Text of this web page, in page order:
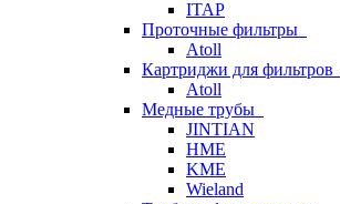
ITAP
Проточные фильтры
Atoll
Картриджи для фильтров
Atoll
Медные трубы
JINTIAN
HME
KME
Wieland